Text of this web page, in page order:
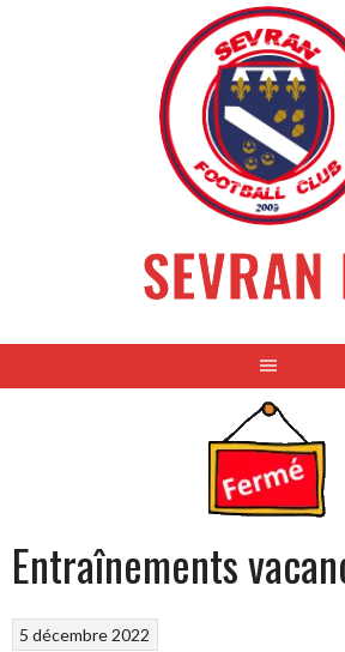
SEVRAN
Entraînements
5 décembre 2022